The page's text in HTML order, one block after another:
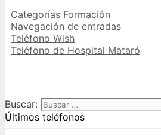
Categorías Formación
Navegación de entradas
Teléfono Wish
Teléfono de Hospital Mataró
Buscar:
Últimos teléfonos